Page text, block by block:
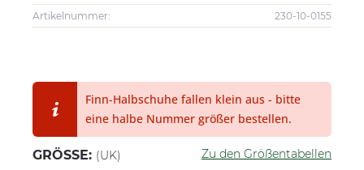
Artikelnummer:
230-10-0155
Finn-Halbschuhe fallen klein aus - bitte
eine halbe Nummer größer bestellen.
GRÖSSE: (UK) Zu den Größentabellen